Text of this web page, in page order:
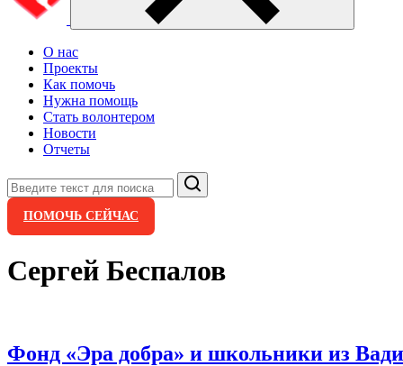
О нас
Проекты
Как помочь
Нужна помощь
Стать волонтером
Новости
Отчеты
Поиск
ПОМОЧЬ СЕЙЧАС
Сергей Беспалов
Фонд «Эра добра» и школьники из